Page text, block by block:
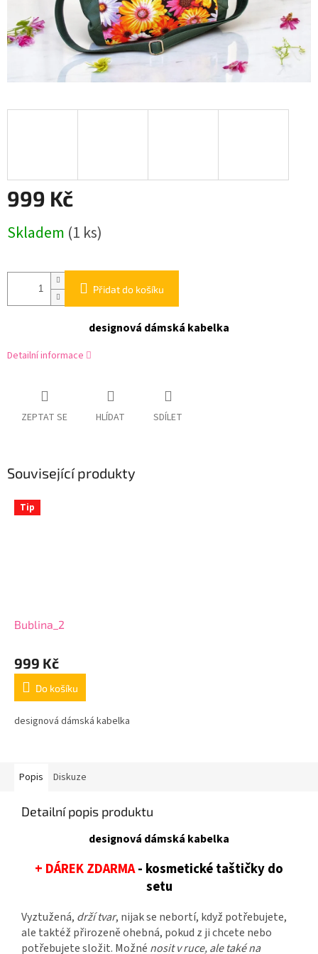
999 Kč
cena:
Skladem (1 ks)
Přidat do košíku
designová dámská kabelka
Detailní informace
ZEPTAT SE HLÍDAT SDÍLET
Související produkty
Tip
Bublina_2
999 Kč
Do košíku
designová dámská kabelka
Popis Diskuze
Detailní popis produktu
designová dámská kabelka
+ DÁREK ZDARMA- kosmetické taštičky do
setu
Vyztužená, drží tvar, nijak se nebortí, když potřebujete,
ale taktéž přirozeně ohebná, pokud z ji chcete nebo
potřebujete složit. Možné nosit v ruce, ale také na